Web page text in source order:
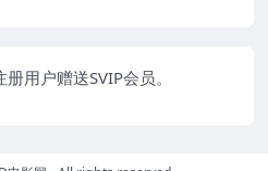
用户赠送SVIP会员。